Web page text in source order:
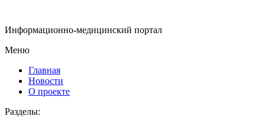
Информационно-медицинский портал
Меню
Главная
Новости
О проекте
Разделы: